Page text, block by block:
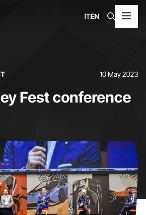
ITEN
10 May 2023
Fest conference